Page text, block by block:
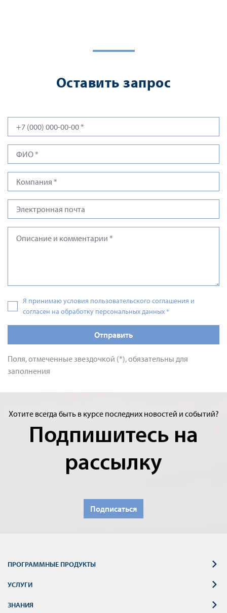
Оставить запрос
Я принимаю условия пользовательского соглашения и
согласен на обработку персональных данных*
Отправить
Поля, отмеченные звездочкой (*), обязательны для
заполнения
Хотите всегда быть в курсе последних новостей и событий?
Подпишитесь на
рассылку
Подписаться
ПРОГРАММНЫЕ ПРОДУКТЫ
УСЛУГИ
ЗНАНИЯ